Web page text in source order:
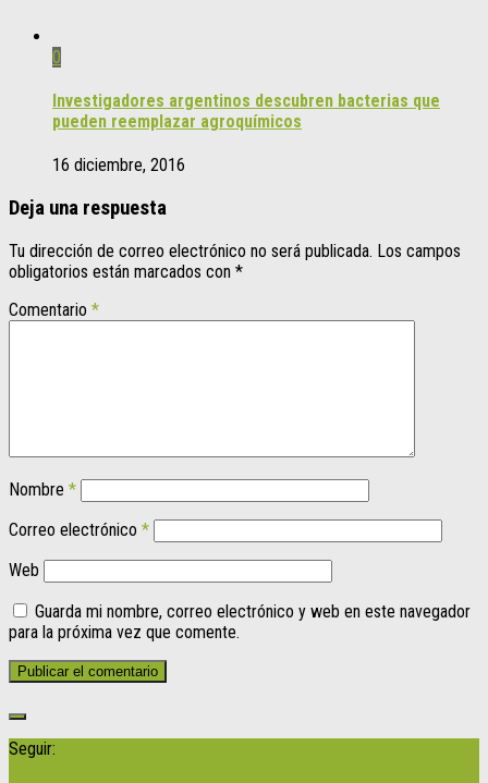
0
Investigadores argentinos descubren bacterias que
pueden reemplazar agroquímicos
16 diciembre, 2016
Deja una respuesta
Tu dirección de correo electrónico no será publicada. Los campos
obligatorios están marcados con *
Comentario *
Nombre *
Correo electrónico *
Web
Guarda mi nombre, correo electrónico y web en este navegador
para la próxima vez que comente.
Seguir: